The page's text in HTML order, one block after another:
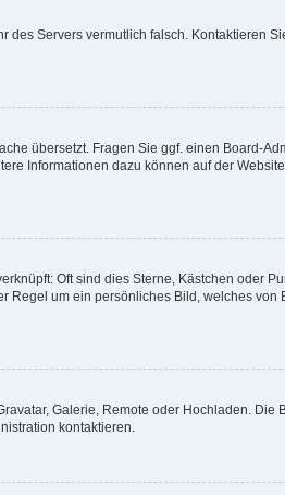
Servers vermutlich falsch. Kontaktieren
übersetzt. Fragen Sie ggf. einen Board-
Informationen dazu können auf der
Oft sind dies Sterne, Kästchen oder
Regel um ein persönliches Bild, welches
Galerie, Remote oder Hochladen. Die
kontaktieren.